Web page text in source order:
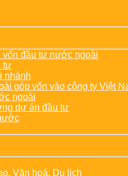
vốn đầu tư nước ngoài
tư
nhánh
góp vốn vào công ty Việt
ngoài
dự án đầu tư
Văn hoá, Du lịch